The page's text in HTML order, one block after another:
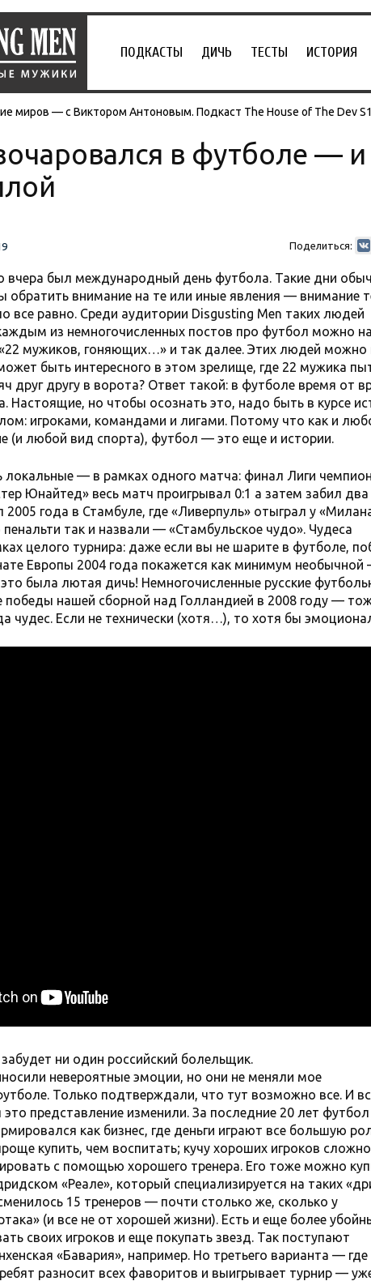
ПОДКАСТЫ ДИЧЬ ТЕСТЫ ИСТОРИЯ
миров — с Виктором Антоновым. Подкаст The House of The Dev
в футболе —
Поделиться:
вчера был международный день футбола. Такие дни
обратить внимание на те или иные явления — внимание
все равно. Среди аудитории Disgusting Men таких людей
из немногочисленных постов про футбол можно
мужиков, гоняющих…» и так далее. Этих людей можно
быть интересного в этом зрелище, где 22 мужика
друг другу в ворота? Ответ такой: в футболе время от
Настоящие, но чтобы осознать это, надо быть в курсе
игроками, командами и лигами. Потому что как и
(и любой вид спорта), футбол — это еще и истории.
локальные — в рамках одного матча: финал Лиги
Юнайтед» весь матч проигрывал 0:1 а затем забил два
2005 года в Стамбуле, где «Ливерпуль» отыграл у
так и назвали — «Стамбульское чудо». Чудеса
целого турнира: даже если вы не шарите в футболе,
Европы 2004 года покажется как минимум необычной
была лютая дичь! Немногочисленные русские
победы нашей сборной над Голландией в 2008 году —
чудес. Если не технически (хотя…), то хотя бы
ни один российский болельщик.
невероятные эмоции, но они не меняли мое
Только подтверждали, что тут возможно все. И
это представление изменили. За последние 20 лет футбол
как бизнес, где деньги играют все большую
купить, чем воспитать; кучу хороших игроков
с помощью хорошего тренера. Его тоже можно
«Реале», который специализируется на таких
15 тренеров — почти столько же, сколько у
(и все не от хорошей жизни). Есть и еще более
своих игроков и еще покупать звезд. Так поступают
«Бавария», например. Но третьего варианта — где
разносит всех фаворитов и выигрывает турнир —